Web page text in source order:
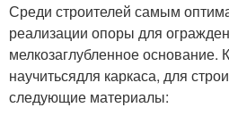
Среди строителей самым
реализации опоры для
мелкозаглубленное основание.
научитьсядля каркаса, для
следующие материалы: